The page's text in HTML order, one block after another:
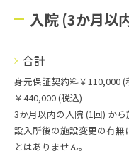
入院 (3か月以
合計
身元保証契約料￥110,000
￥440,000 (税込)
3か月以内の入院 (1回) か
設入所後の施設変更の有無
とはありません。